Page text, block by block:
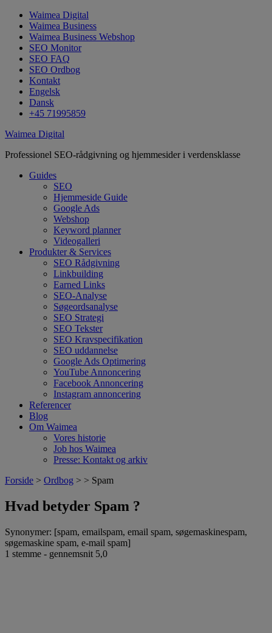
Waimea Digital
Waimea Business
Waimea Business Webshop
SEO Monitor
SEO FAQ
SEO Ordbog
Kontakt
Engelsk
Dansk
+45 71995859
Waimea Digital
Professionel SEO-rådgivning og hjemmesider i verdensklasse
Guides
SEO
Hjemmeside Guide
Google Ads
Webshop
Keyword planner
Videogalleri
Produkter & Services
SEO Rådgivning
Linkbuilding
Earned Links
SEO-Analyse
Søgeordsanalyse
SEO Strategi
SEO Tekster
SEO Kravspecifikation
SEO uddannelse
Google Ads Optimering
YouTube Annoncering
Facebook Annoncering
Instagram annoncering
Referencer
Blog
Om Waimea
Vores historie
Job hos Waimea
Presse: Kontakt og arkiv
Forside > Ordbog > > Spam
Hvad betyder Spam ?
Synonymer: [spam, emailspam, email spam, søgemaskinespam,
søgemaskine spam, e-mail spam]
1 stemme - gennemsnit 5,0